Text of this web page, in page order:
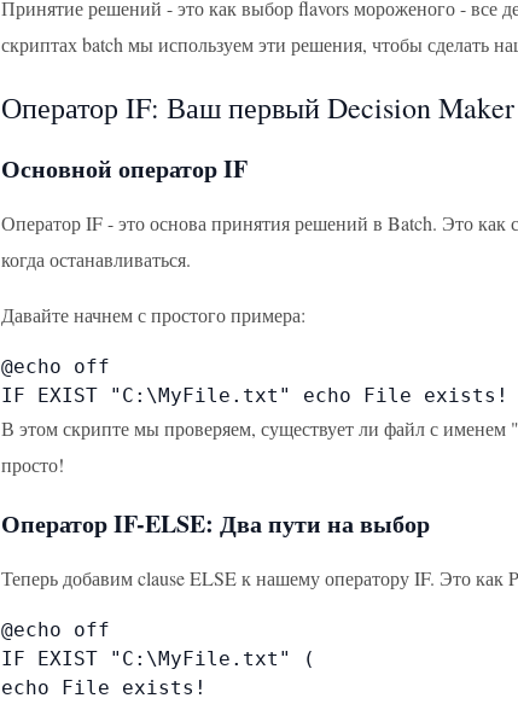
Принятие решений - это как выбор flavors мороженого - все
скриптах batch мы используем эти решения, чтобы сделать
Оператор IF: Ваш первый Decision Maker
Основной оператор IF
Оператор IF - это основа принятия решений в Batch. Это как
когда останавливаться.
Давайте начнем с простого примера:
@echo off
IF EXIST "C:\MyFile.txt" echo File exists!
В этом скрипте мы проверяем, существует ли файл с
просто!
Оператор IF-ELSE: Два пути на выбор
Теперь добавим clause ELSE к нашему оператору IF. Это как
@echo off
IF EXIST "C:\MyFile.txt" (
echo File exists!